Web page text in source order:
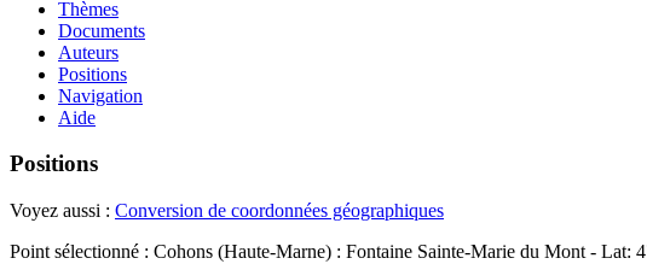
Thèmes
Documents
Auteurs
Positions
Navigation
Aide
Positions
Voyez aussi : Conversion de coordonnées géographiques
Point sélectionné : Cohons (Haute-Marne) : Fontaine Sainte-Marie du Mont - Lat: